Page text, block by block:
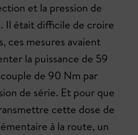
et la pression de
Il était difficile de croire
ces mesures avaient
la puissance de 59
de 90 Nm par
de série. Et pour que
cette dose de
à la route, un